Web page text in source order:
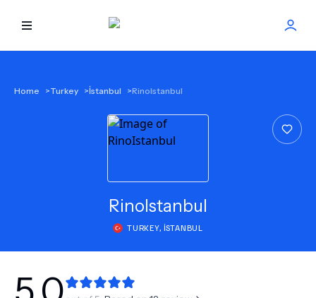
NEW
Home >Turkey >İstanbul >RinoIstanbul
RinoIstanbul
TURKEY, İSTANBUL